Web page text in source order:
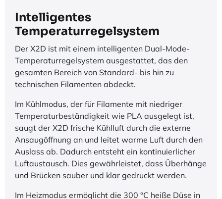
Intelligentes
Temperaturregelsystem
Der X2D ist mit einem intelligenten Dual-Mode-
Temperaturregelsystem ausgestattet, das den
gesamten Bereich von Standard- bis hin zu
technischen Filamenten abdeckt.